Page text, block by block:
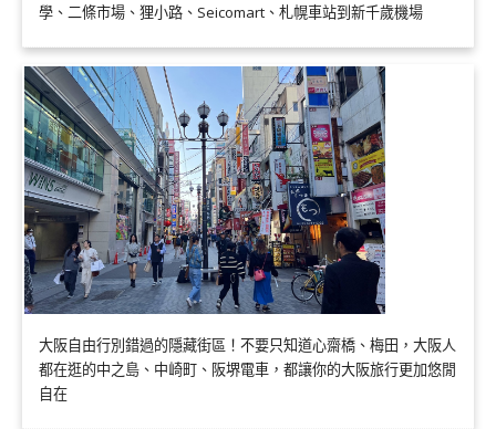
學、二條市場、狸小路、Seicomart、札幌車站到新千歲機場
大阪自由行別錯過的隱藏街區！不要只知道心齋橋、梅田，大阪人
都在逛的中之島、中崎町、阪堺電車，都讓你的大阪旅行更加悠閒
自在